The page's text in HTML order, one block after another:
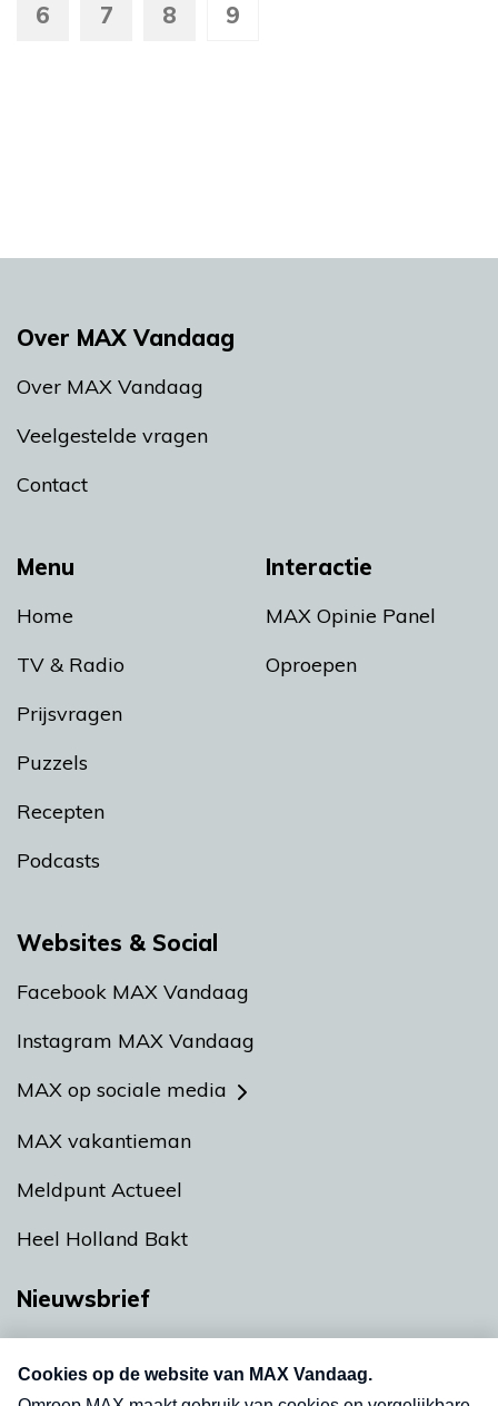
6 7 8 9
Menu
Home
TV & Radio
Prijsvragen
Puzzels
Recepten
Podcasts
Interactie
MAX Opinie Panel
Oproepen
Over MAX Vandaag
Over MAX Vandaag
Veelgestelde vragen
Contact
Websites & Social
Facebook MAX Vandaag
Instagram MAX Vandaag
MAX op sociale media
MAX vakantieman
Meldpunt Actueel
Heel Holland Bakt
Nieuwsbrief
nieuwsbrief. Elke vrijdag- en dinsdagochtend in
uw mailbox.